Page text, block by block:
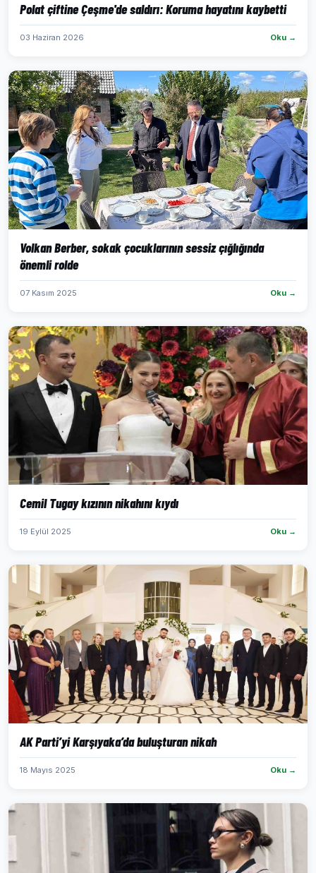
Polat çiftine Çeşme'de saldırı: Koruma hayatını kaybetti
03 Haziran 2026 Oku →
Volkan Berber, sokak çocuklarının sessiz çığlığında
önemli rolde
07 Kasım 2025 Oku →
Cemil Tugay kızının nikahını kıydı
19 Eylül 2025 Oku →
AK Parti’yi Karşıyaka’da buluşturan nikah
18 Mayıs 2025 Oku →